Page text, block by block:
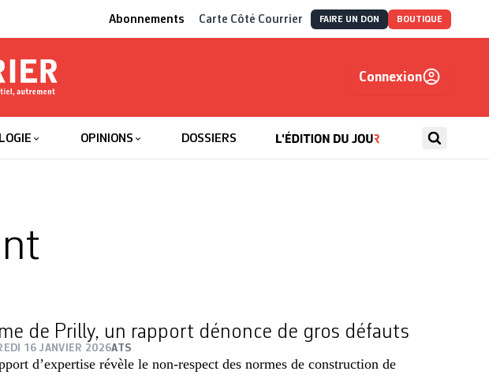
Abonnements Carte Côté Courrier FAIRE UN DON BOUTIQUE
Connexion
OPINIONS DOSSIERS
de Prilly, un rapport dénonce de gros défauts
16 JANVIER 2026ATS
d’expertise révèle le non-respect des normes de construction de